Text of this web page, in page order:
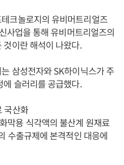
크놀로지의 유비머트리얼즈
사업을 통해 유비머트리얼즈의
이란 해석이 나왔다.
삼성전자와 SK하이닉스가 주
슬러리를 공급했다.
국산화
막용 식각액의 불산계 원재료
수출규제에 본격적인 대응에